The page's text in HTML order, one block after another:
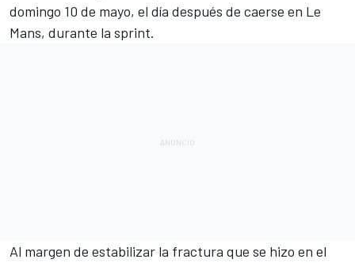
domingo 10 de mayo, el día después de caerse en Le
Mans, durante la sprint.
Al margen de estabilizar la fractura que se hizo en el